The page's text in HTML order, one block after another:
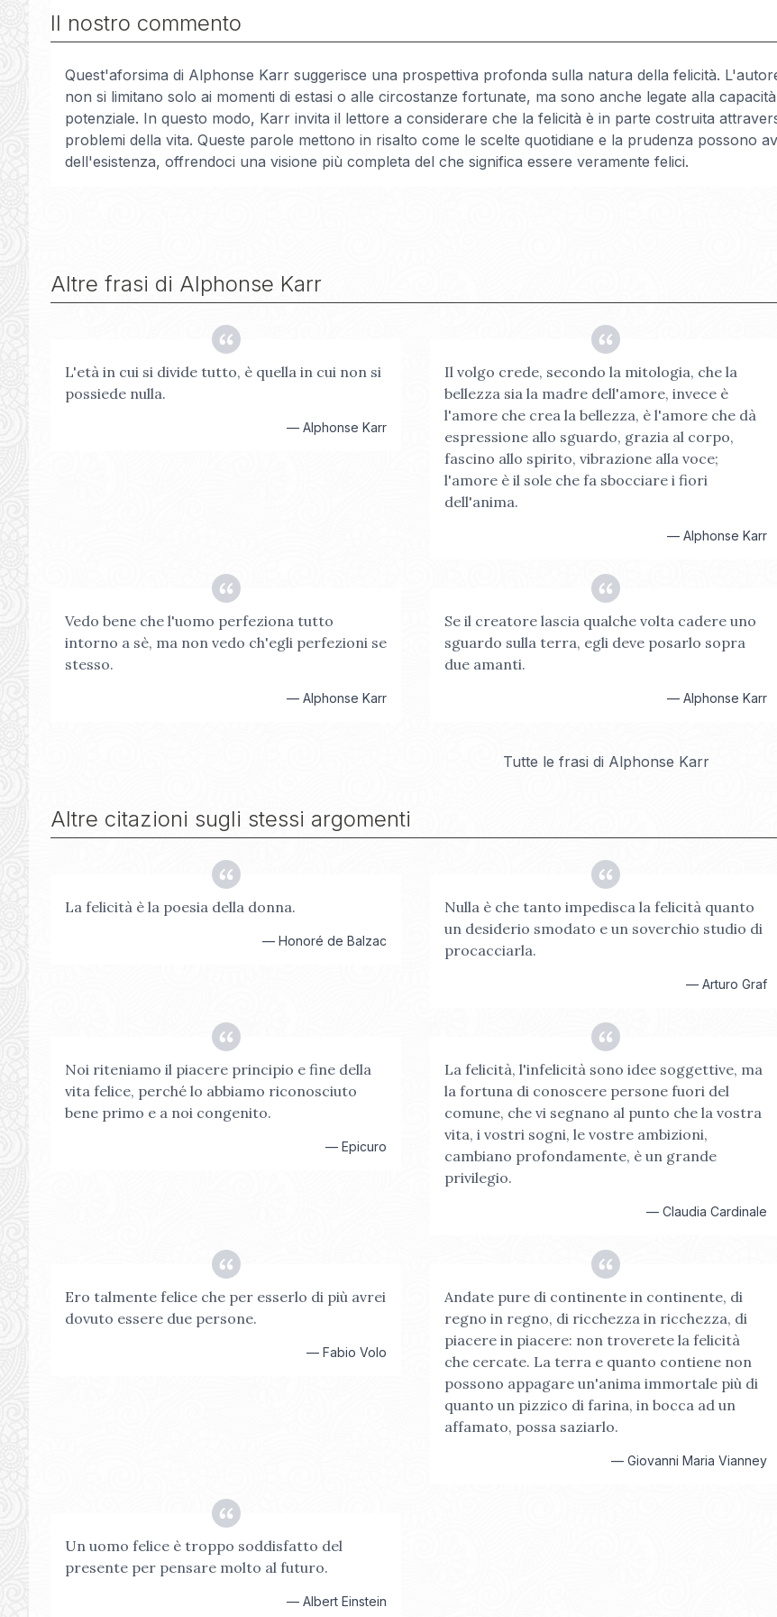
Il nostro commento
Quest'aforsima di Alphonse Karr suggerisce una prospettiva profonda sulla natura della felicità.
non si limitano solo ai momenti di estasi o alle circostanze fortunate, ma sono anche legate alla
potenziale. In questo modo, Karr invita il lettore a considerare che la felicità è in parte costruita
problemi della vita. Queste parole mettono in risalto come le scelte quotidiane e la prudenza possono
dell'esistenza, offrendoci una visione più completa del che significa essere veramente felici.
Altre frasi di Alphonse Karr
L'età in cui si divide tutto, è quella in cui non si
possiede nulla.
—Alphonse Karr
Il volgo crede, secondo la mitologia, che la
bellezza sia la madre dell'amore, invece è
l'amore che crea la bellezza, è l'amore che dà
espressione allo sguardo, grazia al corpo,
fascino allo spirito, vibrazione alla voce;
l'amore è il sole che fa sbocciare i fiori
dell'anima.
— Alphonse Karr
Vedo bene che l'uomo perfeziona tutto
intorno a sè, ma non vedo ch'egli perfezioni se
stesso.
—Alphonse Karr
Se il creatore lascia qualche volta cadere uno
sguardo sulla terra, egli deve posarlo sopra
due amanti.
— Alphonse Karr
Tutte le frasi di Alphonse Karr
Altre citazioni sugli stessi argomenti
La felicità è la poesia della donna.
—Honoré de Balzac
Nulla è che tanto impedisca la felicità quanto
un desiderio smodato e un soverchio studio di
procacciarla.
— Arturo Graf
Noi riteniamo il piacere principio e fine della
vita felice, perché lo abbiamo riconosciuto
bene primo e a noi congenito.
—Epicuro
La felicità, l'infelicità sono idee soggettive, ma
la fortuna di conoscere persone fuori del
comune, che vi segnano al punto che la vostra
vita, i vostri sogni, le vostre ambizioni,
cambiano profondamente, è un grande
privilegio.
— Claudia Cardinale
Ero talmente felice che per esserlo di più avrei
dovuto essere due persone.
—Fabio Volo
Andate pure di continente in continente, di
regno in regno, di ricchezza in ricchezza, di
piacere in piacere: non troverete la felicità
che cercate. La terra e quanto contiene non
possono appagare un'anima immortale più di
quanto un pizzico di farina, in bocca ad un
affamato, possa saziarlo.
— Giovanni Maria Vianney
Un uomo felice è troppo soddisfatto del
presente per pensare molto al futuro.
—Albert Einstein